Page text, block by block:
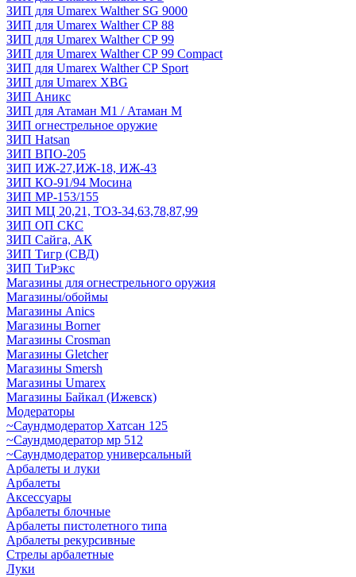
ЗИП для Umarex Walther SG 9000
ЗИП для Umarex Walther СР 88
ЗИП для Umarex Walther СР 99
ЗИП для Umarex Walther СР 99 Compact
ЗИП для Umarex Walther СР Sport
ЗИП для Umarex XBG
ЗИП Аникс
ЗИП для Атаман М1 / Атаман М
ЗИП огнестрельное оружие
ЗИП Hatsan
ЗИП ВПО-205
ЗИП ИЖ-27,ИЖ-18, ИЖ-43
ЗИП КО-91/94 Мосина
ЗИП МР-153/155
ЗИП МЦ 20,21, ТОЗ-34,63,78,87,99
ЗИП ОП СКС
ЗИП Сайга, АК
ЗИП Тигр (СВД)
ЗИП ТиРэкс
Магазины для огнестрельного оружия
Магазины/обоймы
Магазины Anics
Магазины Borner
Магазины Crosman
Магазины Gletcher
Магазины Smersh
Магазины Umarex
Магазины Байкал (Ижевск)
Модераторы
~Cаундмодератор Хатсан 125
~Саундмодератор мр 512
~Саундмодератор универсальный
Арбалеты и луки
Арбалеты
Аксессуары
Арбалеты блочные
Арбалеты пистолетного типа
Арбалеты рекурсивные
Стрелы арбалетные
Луки